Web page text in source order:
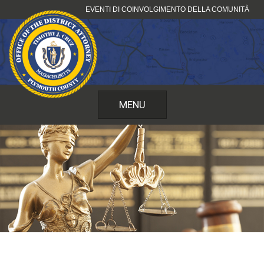
al
contenuto
EVENTI DI COINVOLGIMENTO DELLA COMUNITÀ
MENU